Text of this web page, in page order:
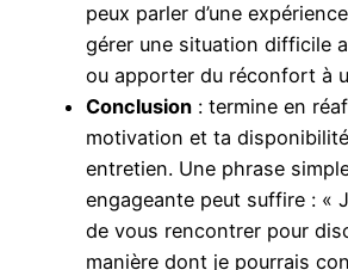
peux parler d’une
gérer une situation difficile
ou apporter du réconfort à
Conclusion : termine en
motivation et ta
entretien. Une phrase
engageante peut suffire : «
de vous rencontrer pour
manière dont je pourrais